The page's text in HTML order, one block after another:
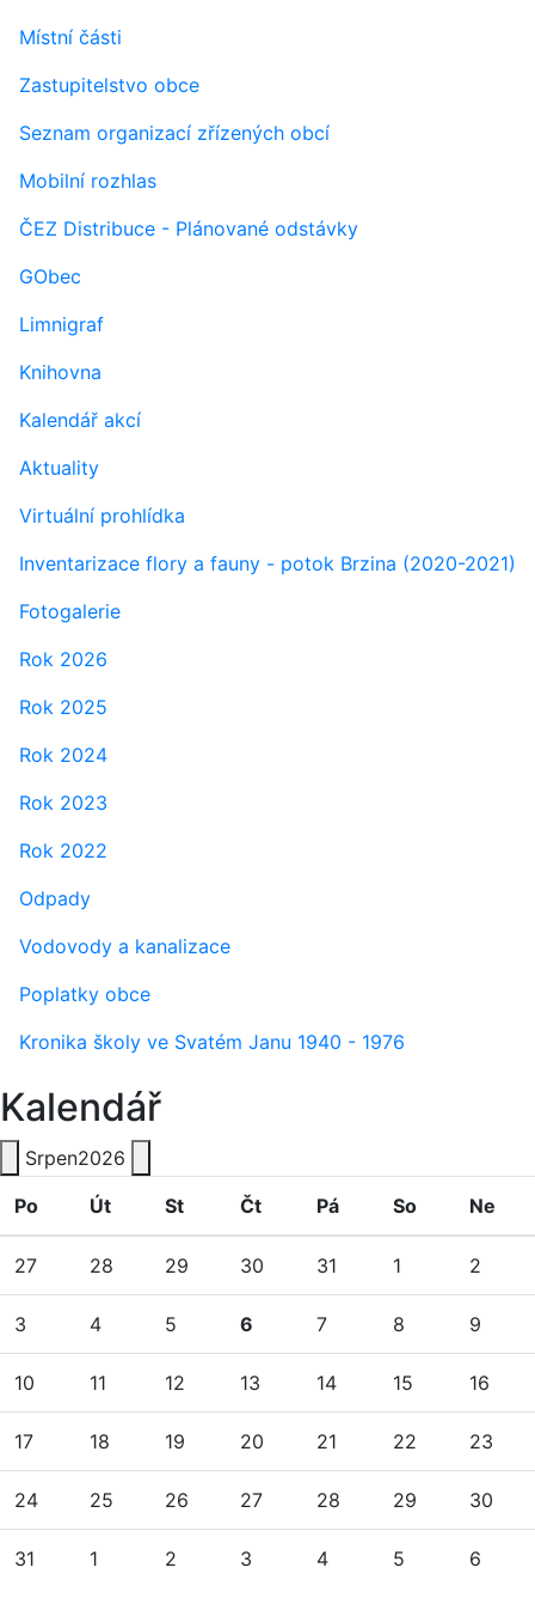
Místní části
Zastupitelstvo obce
Seznam organizací zřízených obcí
Mobilní rozhlas
ČEZ Distribuce - Plánované odstávky
GObec
Limnigraf
Knihovna
Kalendář akcí
Aktuality
Virtuální prohlídka
Inventarizace flory a fauny - potok Brzina (2020-2021)
Fotogalerie
Rok 2026
Rok 2025
Rok 2024
Rok 2023
Rok 2022
Odpady
Vodovody a kanalizace
Poplatky obce
Kronika školy ve Svatém Janu 1940 - 1976
Kalendář
Srpen2026
Po
Út St Čt Pá So Ne
27 28 29 30 31 1 2
3 4 5 6 7 8 9
10 11 12 13 14 15 16
17 18 19 20 21 22 23
24 25 26 27 28 29 30
31 1 2 3 4 5 6